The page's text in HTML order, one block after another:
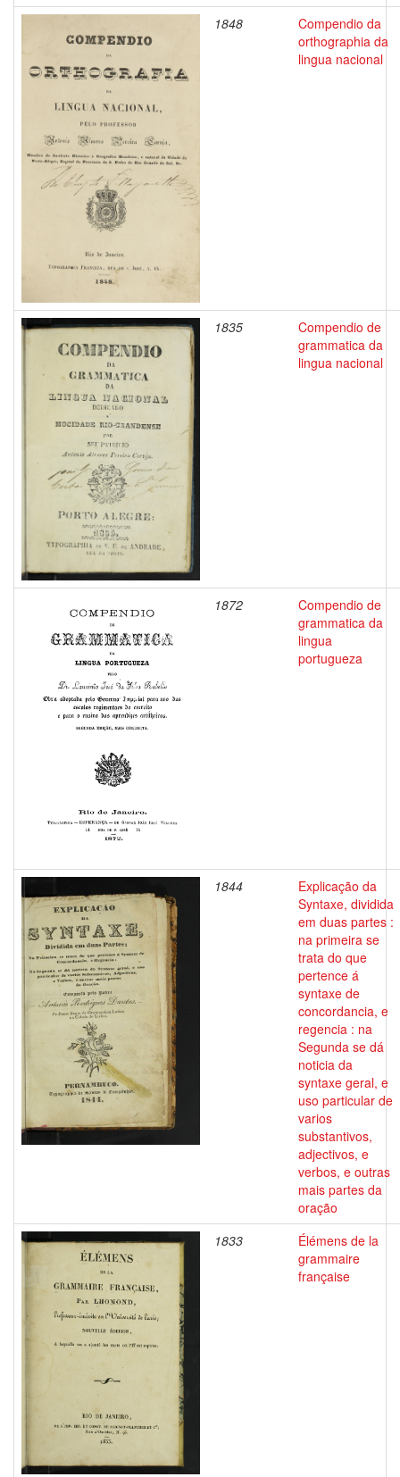
1848
Compendio da
orthographia da
lingua nacional
1835
Compendio de
grammatica da
lingua nacional
1872
Compendio de
grammatica da
lingua
portugueza
1844
Explicação da
Syntaxe, dividida
em duas partes :
na primeira se
trata do que
pertence á
syntaxe de
concordancia, e
regencia : na
Segunda se dá
noticia da
syntaxe geral, e
uso particular de
varios
substantivos,
adjectivos, e
verbos, e outras
mais partes da
oração
1833
Élémens de la
grammaire
française